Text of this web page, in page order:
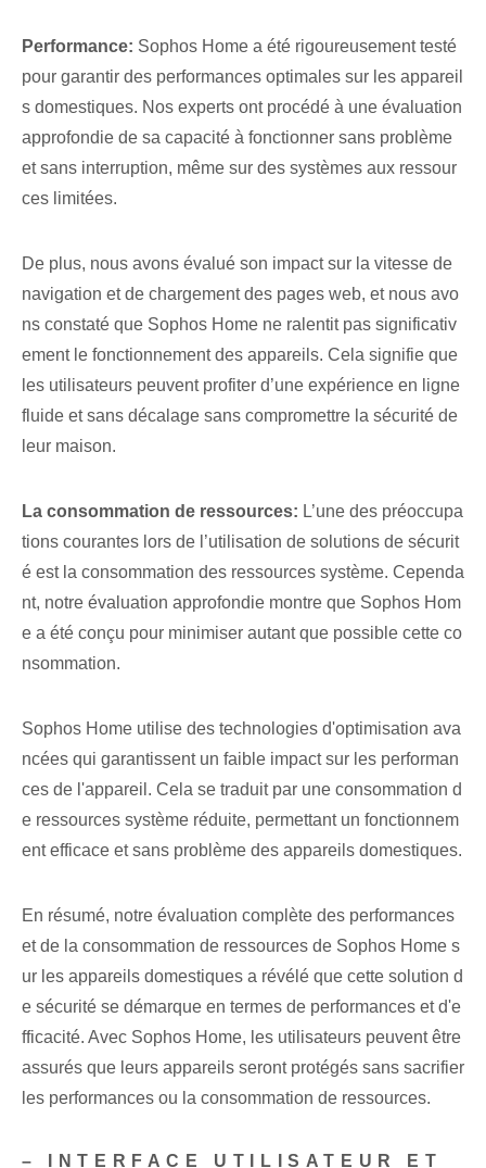
Performance: Sophos Home a été rigoureusement testé
‌pour garantir des performances ‌optimales sur‌ les appareil
s domestiques. Nos experts ont procédé à une évaluation
approfondie de sa capacité à fonctionner sans problème
et sans interruption, même sur des systèmes aux ressour
ces limitées.
De plus, nous avons évalué son impact sur la vitesse de
navigation et de chargement des pages web, et nous avo
ns constaté que Sophos Home ne ralentit pas significativ
ement le fonctionnement des appareils. Cela signifie que
les utilisateurs peuvent profiter d’une expérience en ligne
fluide et sans décalage sans compromettre la sécurité de
leur maison.
La consommation de ressources: L’une des préoccupa
tions courantes lors de l’utilisation de solutions de sécurit
é est la consommation des ressources système. Cependa
nt, notre évaluation approfondie montre que Sophos Hom
e a été conçu pour minimiser autant que possible cette co
nsommation.
Sophos Home utilise des technologies d'optimisation ava
ncées qui garantissent un faible impact sur les performan
ces de l'appareil. Cela se traduit par une consommation d
e ressources système réduite, permettant un fonctionnem
ent efficace et sans problème des appareils domestiques.
En résumé, notre évaluation complète des performances
et de la consommation de ressources de Sophos Home s
ur les appareils domestiques a révélé que cette solution d
e sécurité se démarque en termes de performances et d'e
fficacité. Avec Sophos Home, les utilisateurs peuvent être
assurés que leurs appareils seront protégés sans sacrifier
les performances ou la consommation de ressources.
– INTERFACE UTILISATEUR ET